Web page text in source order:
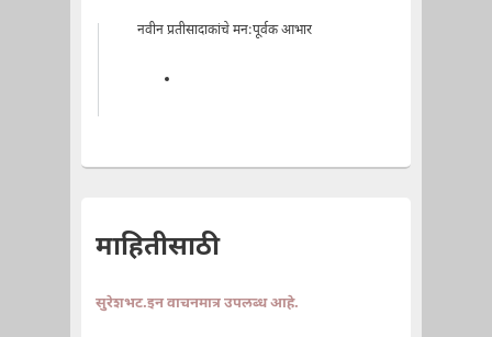
नवीन प्रतीसादाकांचे मन:पूर्वक आभार
माहितीसाठी
सुरेशभट.इन वाचनमात्र उपलब्ध आहे.